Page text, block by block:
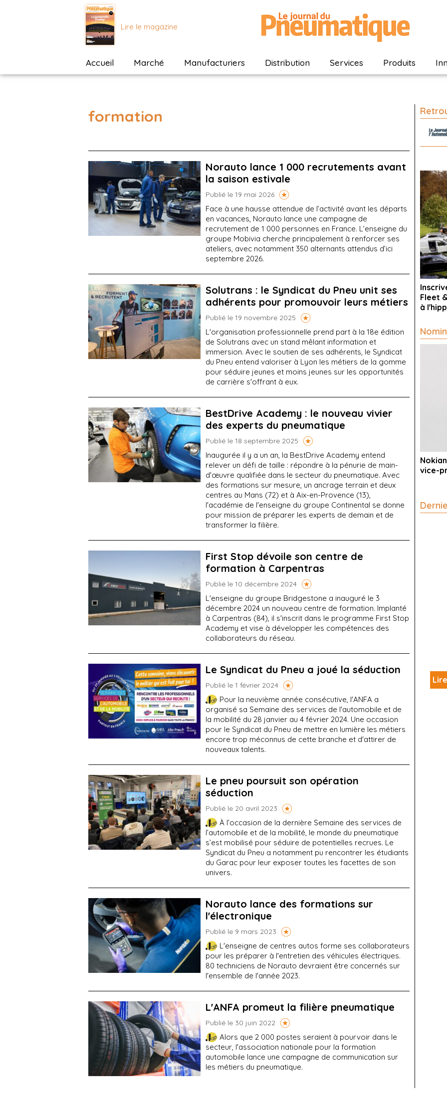
Lire le magazine
Accueil Marché Manufacturiers Distribution Services Produits
formation
Norauto lance 1 000 recrutements avant
la saison estivale
Publié le 19 mai 2026
Face à une hausse attendue de l’activité avant les départs
en vacances, Norauto lance une campagne de
recrutement de 1 000 personnes en France. L’enseigne du
groupe Mobivia cherche principalement à renforcer ses
ateliers, avec notamment 350 alternants attendus d’ici
septembre 2026.
Solutrans : le Syndicat du Pneu unit ses
adhérents pour promouvoir leurs métiers
Publié le 19 novembre 2025
L'organisation professionnelle prend part à la 18e édition
de Solutrans avec un stand mêlant information et
immersion. Avec le soutien de ses adhérents, le Syndicat
du Pneu entend valoriser à Lyon les métiers de la gomme
pour séduire jeunes et moins jeunes sur les opportunités
de carrière s'offrant à eux.
BestDrive Academy : le nouveau vivier
des experts du pneumatique
Publié le 18 septembre 2025
Inaugurée il y a un an, la BestDrive Academy entend
relever un défi de taille : répondre à la pénurie de main-
d'œuvre qualifiée dans le secteur du pneumatique. Avec
des formations sur mesure, un ancrage terrain et deux
centres au Mans (72) et à Aix-en-Provence (13),
l'académie de l'enseigne du groupe Continental se donne
pour mission de préparer les experts de demain et de
transformer la filière.
First Stop dévoile son centre de
formation à Carpentras
Publié le 10 décembre 2024
L'enseigne du groupe Bridgestone a inauguré le 3
décembre 2024 un nouveau centre de formation. Implanté
à Carpentras (84), il s'inscrit dans le programme First Stop
Academy et vise à développer les compétences des
collaborateurs du réseau.
Le Syndicat du Pneu a joué la séduction
Publié le 1 février 2024
Pour la neuvième année consécutive, l'ANFA a
organisé sa Semaine des services de l'automobile et de
la mobilité du 28 janvier au 4 février 2024. Une occasion
pour le Syndicat du Pneu de mettre en lumière les métiers
encore trop méconnus de cette branche et d'attirer de
nouveaux talents.
Le pneu poursuit son opération
séduction
Publié le 20 avril 2023
À l’occasion de la dernière Semaine des services de
l’automobile et de la mobilité, le monde du pneumatique
s’est mobilisé pour séduire de potentielles recrues. Le
Syndicat du Pneu a notamment pu rencontrer les étudiants
du Garac pour leur exposer toutes les facettes de son
univers.
Norauto lance des formations sur
l'électronique
Publié le 9 mars 2023
L'enseigne de centres autos forme ses collaborateurs
pour les préparer à l'entretien des véhicules électriques.
80 techniciens de Norauto devraient être concernés sur
l'ensemble de l'année 2023.
L'ANFA promeut la filière pneumatique
Publié le 30 juin 2022
Alors que 2 000 postes seraient à pourvoir dans le
secteur, l'association nationale pour la formation
automobile lance une campagne de communication sur
les métiers du pneumatique.
Fleet
à
vice-